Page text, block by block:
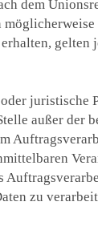
dem
möglicherweise
gelten
juristische
außer der
zu